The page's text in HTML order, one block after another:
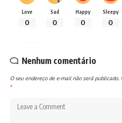
Love
0
Sad
0
Happy
0
Sleepy
0
Nenhum comentário
O seu endereço de e-mail não será publicado.
*